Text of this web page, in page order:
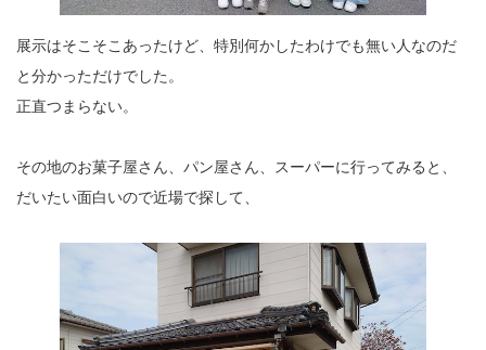
展示はそこそこあったけど、特別何かしたわけでも無い人なのだ
と分かっただけでした。
正直つまらない。
その地のお菓子屋さん、パン屋さん、スーパーに行ってみると、
だいたい面白いので近場で探して、